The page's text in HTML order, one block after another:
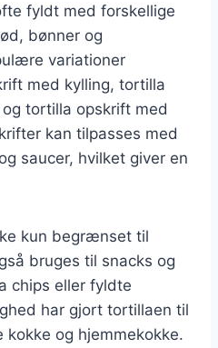
fyldt med forskellige
bønner og
variationer
med kylling, tortilla
tortilla opskrift med
kan tilpasses med
saucer, hvilket giver en
kun begrænset til
bruges til snacks og
chips eller fyldte
har gjort tortillaen til
og hjemmekokke.